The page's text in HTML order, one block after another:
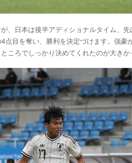
、日本は後半アディショナルタイム、
目を奪い、勝利を決定づけます。強豪
ころでしっかり決めてくれたのが大きか